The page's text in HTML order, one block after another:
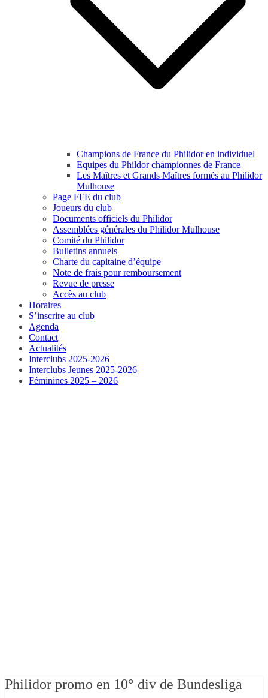
Champions de France du Philidor en individuel
Equipes du Phildor championnes de France
Les Maîtres et Grands Maîtres formés au Philidor
Mulhouse
Page FFE du club
Joueurs du club
Documents officiels du Philidor
Assemblées générales du Philidor Mulhouse
Comité du Philidor
Bulletins annuels
Charte du capitaine d’équipe
Note de frais pour remboursement
Revue de presse
Accès au club
Horaires
S’inscrire au club
Agenda
Contact
Actualités
Interclubs 2025-2026
Interclubs Jeunes 2025-2026
Féminines 2025 – 2026
Philidor promo en 10° div de Bundesliga